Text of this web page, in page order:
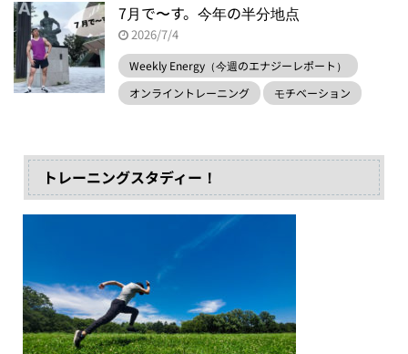
7月で〜す。今年の半分地点
2026/7/4
Weekly Energy（今週のエナジーレポート）
オンライントレーニング
モチベーション
トレーニングスタディー！